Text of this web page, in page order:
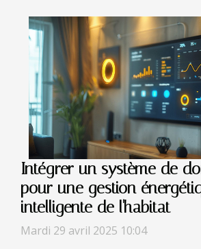
Intégrer un système de
pour une gestion
intelligente de l'habitat
Mardi 29 avril 2025 10:04